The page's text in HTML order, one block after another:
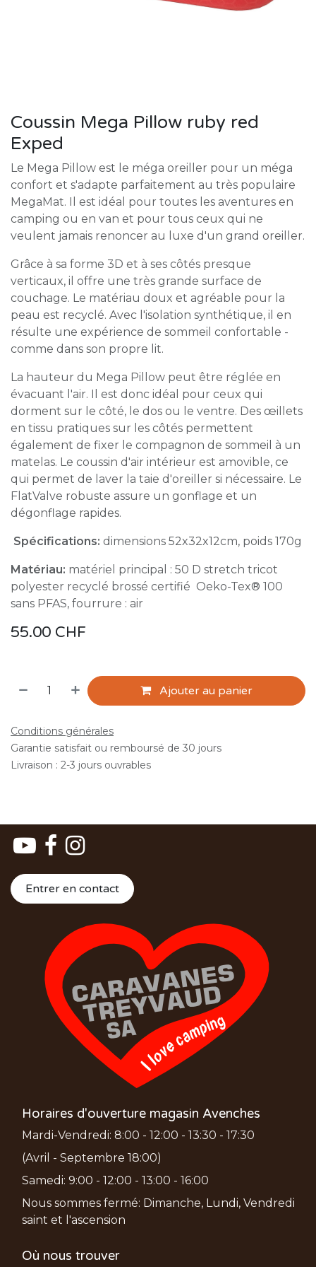
Coussin Mega Pillow ruby red
Exped
Le Mega Pillow est le méga oreiller pour un méga
confort et s'adapte parfaitement au très populaire
MegaMat. Il est idéal pour toutes les aventures en
camping ou en van et pour tous ceux qui ne
veulent jamais renoncer au luxe d'un grand oreiller.
Grâce à sa forme 3D et à ses côtés presque
verticaux, il offre une très grande surface de
couchage. Le matériau doux et agréable pour la
peau est recyclé. Avec l'isolation synthétique, il en
résulte une expérience de sommeil confortable -
comme dans son propre lit.
La hauteur du Mega Pillow peut être réglée en
évacuant l'air. Il est donc idéal pour ceux qui
dorment sur le côté, le dos ou le ventre. Des œillets
en tissu pratiques sur les côtés permettent
également de fixer le compagnon de sommeil à un
matelas. Le coussin d'air intérieur est amovible, ce
qui permet de laver la taie d'oreiller si nécessaire. Le
FlatValve robuste assure un gonflage et un
dégonflage rapides.
Spécifications: dimensions 52x32x12cm, poids 170g
Matériau: matériel principal : 50 D stretch tricot
polyester recyclé brossé certifié Oeko-Tex® 100
sans PFAS, fourrure : air
55.00 CHF
Ajouter au panier
Conditions générales
Garantie satisfait ou remboursé de 30 jours
Livraison : 2-3 jours ouvrables
Entrer en contact
Horaires d'ouverture magasin Avenches
Mardi-Vendredi: 8:00 - 12:00 - 13:30 - 17:30
(Avril - Septembre 18:00)
Samedi: 9:00 - 12:00 - 13:00 - 16:00
Nous sommes fermé: Dimanche, Lundi, Vendredi
saint et l'ascension
Où nous trouver